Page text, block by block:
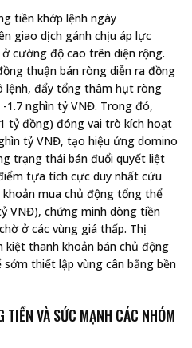
tiền khớp lệnh ngày
giao dịch gánh chịu áp lực
cường độ cao trên diện rộng.
thuận bán ròng diễn ra đồng
lệnh, đẩy tổng thâm hụt ròng
nghìn tỷ VNĐ. Trong đó,
tỷ đồng) đóng vai trò kích hoạt
tỷ VNĐ, tạo hiệu ứng domino
trạng thái bán đuổi quyết liệt
tựa tích cực duy nhất cứu
mua chủ động tổng thể
VNĐ), chứng minh dòng tiền
ở các vùng giá thấp. Thị
thanh khoản bán chủ động
thiết lập vùng cân bằng bền
TIỀN VÀ SỨC MẠNH CÁC NHÓM